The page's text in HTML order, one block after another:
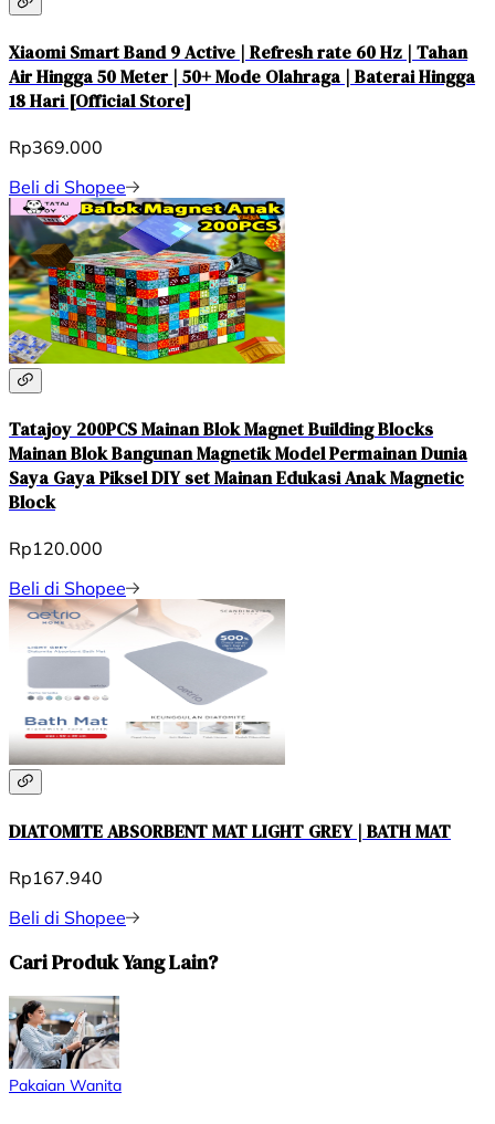
Xiaomi Smart Band 9 Active | Refresh rate 60 Hz | Tahan
Air Hingga 50 Meter | 50+ Mode Olahraga | Baterai Hingga
18 Hari [Official Store]
Rp369.000
Beli di Shopee
Tatajoy 200PCS Mainan Blok Magnet Building Blocks
Mainan Blok Bangunan Magnetik Model Permainan Dunia
Saya Gaya Piksel DIY set Mainan Edukasi Anak Magnetic
Block
Rp120.000
Beli di Shopee
DIATOMITE ABSORBENT MAT LIGHT GREY | BATH MAT
Rp167.940
Beli di Shopee
Cari Produk Yang Lain?
Pakaian Wanita